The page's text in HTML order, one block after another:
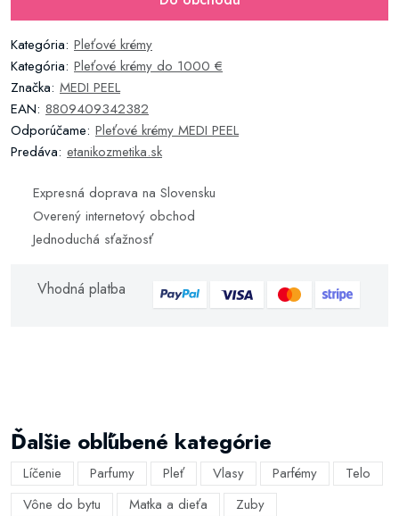
Kategória: Pleťové krémy
Kategória: Pleťové krémy do 1000 €
Značka: MEDI PEEL
EAN: 8809409342382
Odporúčame: Pleťové krémy MEDI PEEL
Predáva: etanikozmetika.sk
Expresná doprava na Slovensku
Overený internetový obchod
Jednoduchá sťažnosť
Vhodná platba
Ďalšie obľúbené kategórie
Líčenie Parfumy Pleť Vlasy Parfémy
Telo
Vône do bytu
Matka a dieťa
Zuby